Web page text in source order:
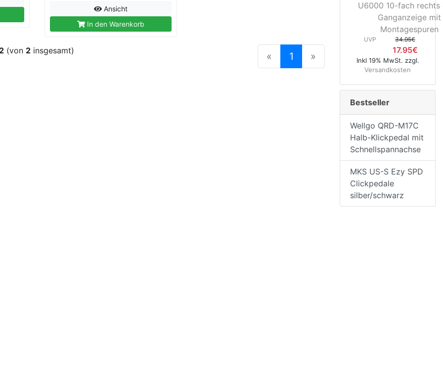
Ansicht
In den Warenkorb
2 (von 2 insgesamt) « 1 (current)
»
U6000 10-fach rechts
Ganganzeige mit
Montagespuren
UVP 34.95€
17.95€
Inkl 19% MwSt. zzgl.
Versandkosten
Bestseller
Wellgo QRD-M17C
Halb-Klickpedal mit
Schnellspannachse
MKS US-S Ezy SPD
Clickpedale
silber/schwarz